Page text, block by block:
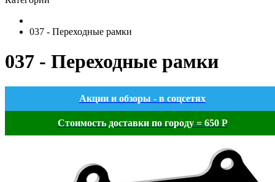
037 - Переходные рамки
037 - Переходные рамки
Акции и обзоры - в соцсетях
Стоимость доставки по городу = 650 Р